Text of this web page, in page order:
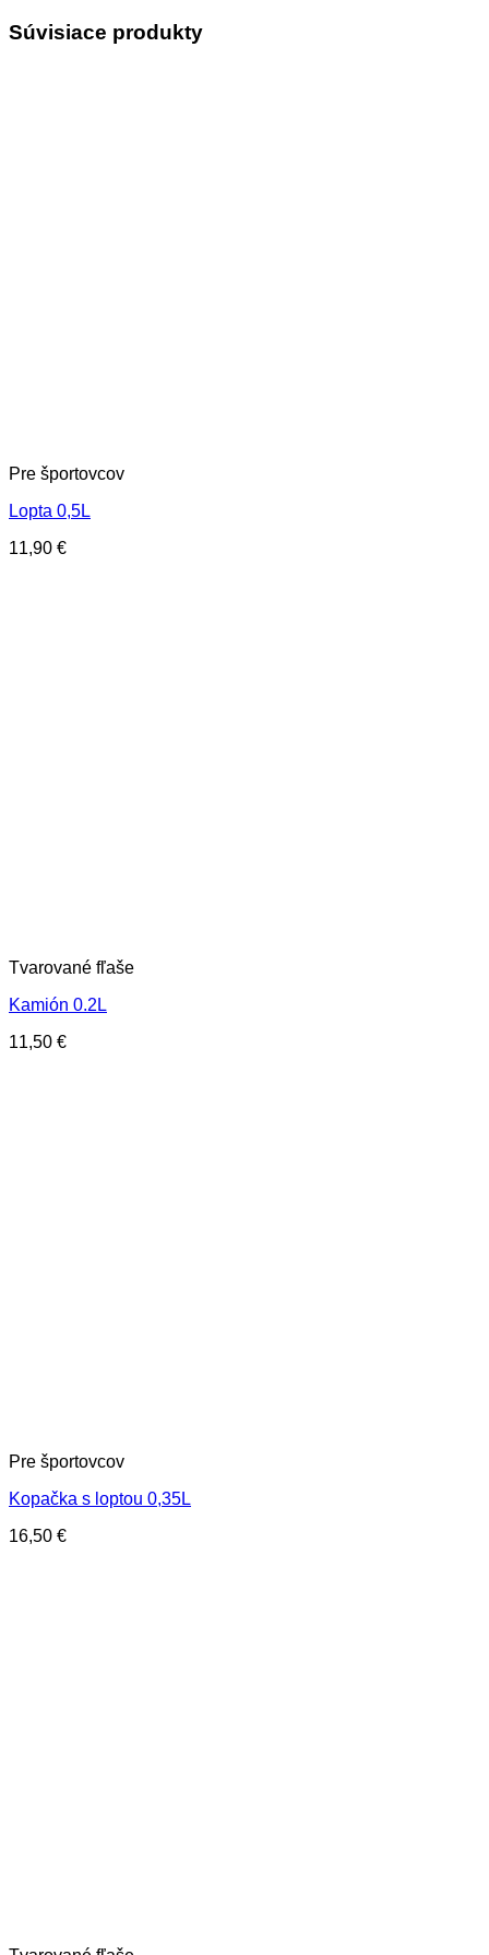
Súvisiace produkty
Pre športovcov
Lopta 0,5L
11,90 €
Tvarované fľaše
Kamión 0.2L
11,50 €
Pre športovcov
Kopačka s loptou 0,35L
16,50 €